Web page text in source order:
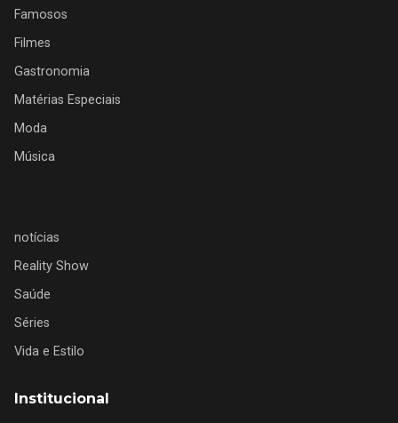
Famosos
Filmes
Gastronomia
Matérias Especiais
Moda
Música
notícias
Reality Show
Saúde
Séries
Vida e Estilo
Institucional